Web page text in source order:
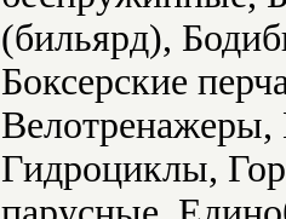
(бильярд),
Боксерские
Гидроциклы,